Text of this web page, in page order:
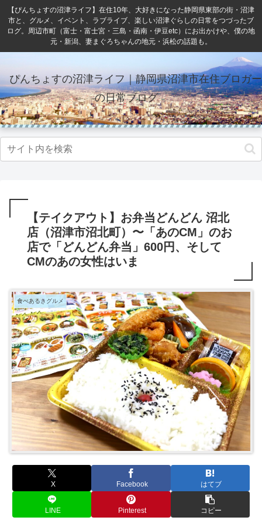
【ぴんちょすの沼津ライフ】在住10年、大好きになった静岡県東部の街・沼津
市と、グルメ、イベント、ラブライブ、楽しい沼津ぐらしの日常をつづったブ
ログ。周辺市町（富士・富士宮・三島・函南・伊豆etc）にお出かけや、僕の地
元・新潟、妻まぐろちゃんの地元・浜松の話題も。
ぴんちょすの沼津ライフ｜静岡県沼津市在住ブロガー
の日常ブログ
【テイクアウト】お弁当どんどん 沼北
店（沼津市沼北町）〜「あのCM」のお
店で「どんどん弁当」600円、そして
CMのあの女性はいま
食べあるきグルメ
X Facebook はてブ
LINE Pinterest コピー